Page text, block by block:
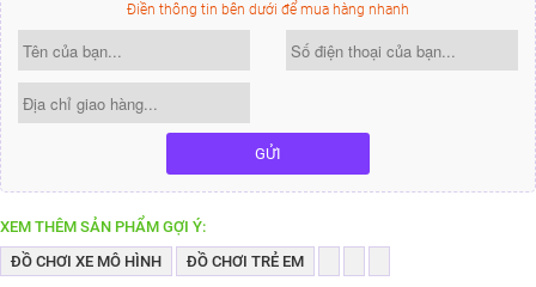
Điền thông tin bên dưới để mua hàng nhanh
GỬI
XEM THÊM SẢN PHẨM GỢI Ý:
ĐỒ CHƠI XE MÔ HÌNH
ĐỒ CHƠI TRẺ EM